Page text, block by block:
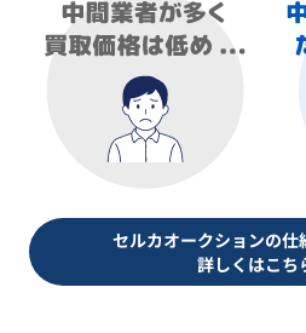
セルカオークションの仕
詳しくはこち